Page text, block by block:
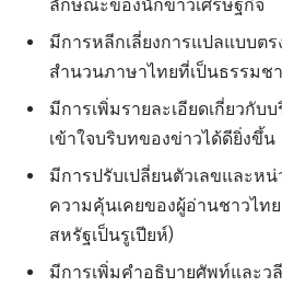
ลักษณะของนักข่าวเศรษฐกิจ
มีการหลีกเลี่ยงการแปลแบบต
สำนวนภาษาไทยที่เป็นธรรมช
มีการเพิ่มรายละเอียดเกี่ยวกับ
เข้าใจบริบทของข่าวได้ดียิ่งขึ้น
มีการปรับเปลี่ยนตัวเลขและห
ความคุ้นเคยของผู้อ่านชาวไท
สหรัฐเป็นรูเปียห์)
มีการเพิ่มคำอธิบายศัพท์และว